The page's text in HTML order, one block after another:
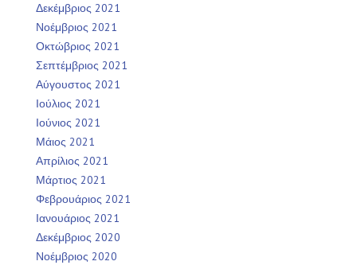
Δεκέμβριος 2021
Νοέμβριος 2021
Οκτώβριος 2021
Σεπτέμβριος 2021
Αύγουστος 2021
Ιούλιος 2021
Ιούνιος 2021
Μάιος 2021
Απρίλιος 2021
Μάρτιος 2021
Φεβρουάριος 2021
Ιανουάριος 2021
Δεκέμβριος 2020
Νοέμβριος 2020